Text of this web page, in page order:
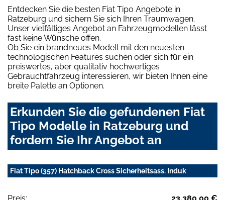
Entdecken Sie die besten Fiat Tipo Angebote in
Ratzeburg und sichern Sie sich Ihren Traumwagen.
Unser vielfältiges Angebot an Fahrzeugmodellen lässt
fast keine Wünsche offen.
Ob Sie ein brandneues Modell mit den neuesten
technologischen Features suchen oder sich für ein
preiswertes, aber qualitativ hochwertiges
Gebrauchtfahrzeug interessieren, wir bieten Ihnen eine
breite Palette an Optionen.
Erkunden Sie die gefundenen Fiat
Tipo Modelle in Ratzeburg und
fordern Sie Ihr Angebot an
Fiat Tipo (357) Hatchback Cross Sicherheitsass. Induk